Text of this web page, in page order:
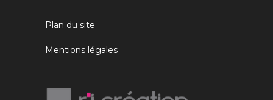
Plan du site
Mentions légales